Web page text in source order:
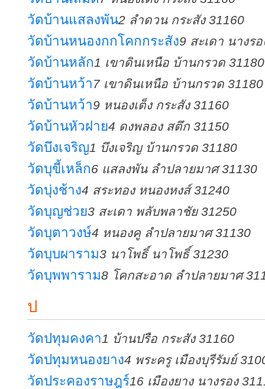
วัดบ้านแสลงพัน2 ลำดวน กระสัง 31160
วัดบ้านหนองกกโคกกระสัง9 สะเดา นางร
วัดบ้านหลัก1 เขาดินเหนือ บ้านกรวด 31180
วัดบ้านหว้า7 เขาดินเหนือ บ้านกรวด 31180
วัดบ้านหว้า9 หนองเต็ง กระสัง 31160
วัดบ้านหัวฝาย4 ดงพลอง สตึก 31150
วัดบึงเจริญ1 บึงเจริญ บ้านกรวด 31180
วัดบุขี้เหล็ก6 แสลงพัน ลำปลายมาศ 31130
วัดบุ่งช้าง4 สระทอง หนองหงส์ 31240
วัดบุญช่วย3 สะเดา พลับพลาชัย 31250
วัดบุตาวงษ์4 หนองคู ลำปลายมาศ 31130
วัดบุบผาราม3 นาโพธิ์ นาโพธิ์ 31230
วัดบุพพาราม8 โคกสะอาด ลำปลายมาศ
ป
วัดปทุมคงคา1 บ้านปรือ กระสัง 31160
วัดปทุมหนองยาง4 พระครู เมืองบุรีรัมย์
วัดประคองราษฎร์16 เมืองยาง นางรอง